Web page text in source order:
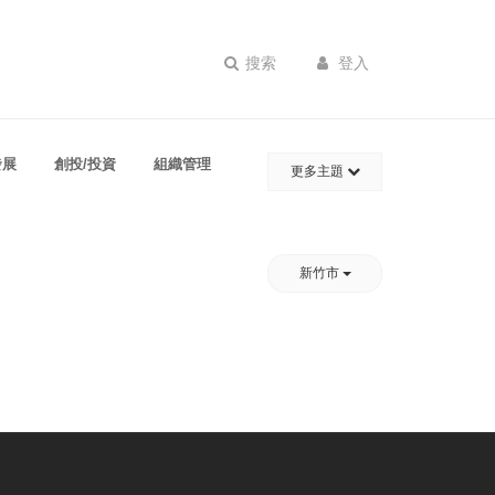
搜索 登入
創投/投資 組織管理 更多主題
新竹市